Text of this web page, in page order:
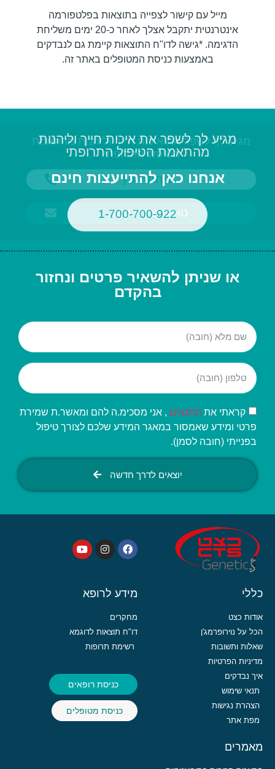
מייל עם קישור לצפייה בתוצאות בפלטפורמה
אינטרנטית יתקבל אצלך לאחר כ-20 ימים משליחת
הדגימה. *גישה לדו"ח התוצאות קיימת גם לנבדקים
באמצעות כניסת המטופלים באתר זה.
מגיע לך לשפר את איכות חייך וליהנות מהתאמת
הטיפול התרופתי
שיחת ייעוץ
טופס יצירת קשר
מגיע לך לשפר את איכות חייך וליהנות
מהתאמת הטיפול התרופתי
אנחנו כאן להתייעצות חינם
1-700-700-922
או שניתן להשאיר פרטים ונחזור
בהקדם
קראתי את התנאים
, אני מסכימ.ה להם ומאשר.ת שמירת
פרטי ומידע שאמסור במאגר המידע שלכם לצורך טיפול
בפנייתי (חובה לסמן).
יוצאים לדרך חדשה
כללי
אודות כצט
הכל על נוירופרמג'ן
שאלות ותשובות
מדיניות הפרטיות
איך נבדקים
תנאי שימוש
הצהרת נגישות
מפת אתר
מידע לרופא
מחקרים
דו"ח תוצאות לדוגמא
רשימת תרופות
כניסת רופאים
כניסת מטופלים
מאמרים